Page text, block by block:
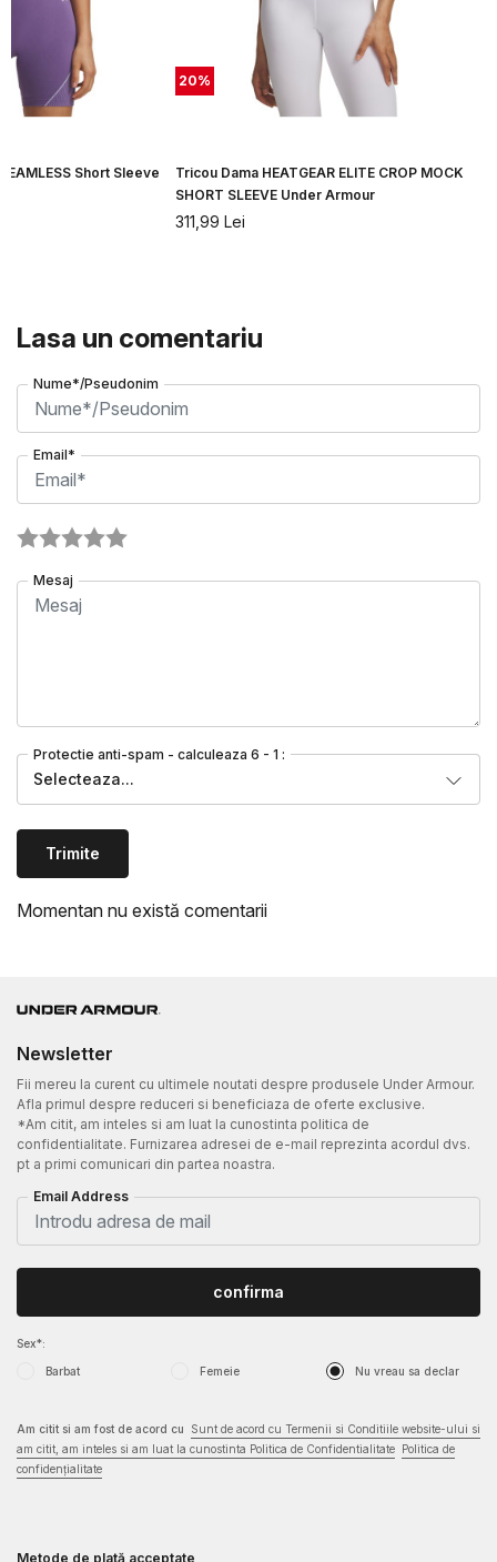
Short Sleeve
20%
Tricou Dama HEATGEAR ELITE CROP MOCK
SHORT SLEEVE Under Armour
311,99 Lei
Lasa un comentariu
Nume*/Pseudonim
Email*
Mesaj
Protectie anti-spam - calculeaza 6 - 1 :
Selecteaza...
Trimite
Momentan nu există comentarii
Newsletter
Fii mereu la curent cu ultimele noutati despre produsele Under Armour.
Afla primul despre reduceri si beneficiaza de oferte exclusive.
*Am citit, am inteles si am luat la cunostinta politica de
confidentialitate. Furnizarea adresei de e-mail reprezinta acordul dvs.
pt a primi comunicari din partea noastra.
Email Address
Sex*:
Barbat Femeie Nu vreau sa declar
confirma
Am citit si am fost de acord cu
Sunt de acord cu Termenii si Conditiile website-ului si
am citit, am inteles si am luat la cunostinta Politica de Confidentialitate
Politica de
confidențialitate
Metode de plată acceptate